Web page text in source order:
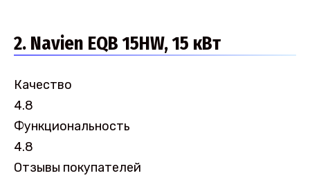
2. Navien EQB 15HW, 15 кВт
Качество
4.8
Функциональность
4.8
Отзывы покупателей